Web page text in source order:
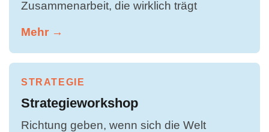
Zusammenarbeit, die wirklich trägt
Mehr →
STRATEGIE
Strategieworkshop
Richtung geben, wenn sich die Welt